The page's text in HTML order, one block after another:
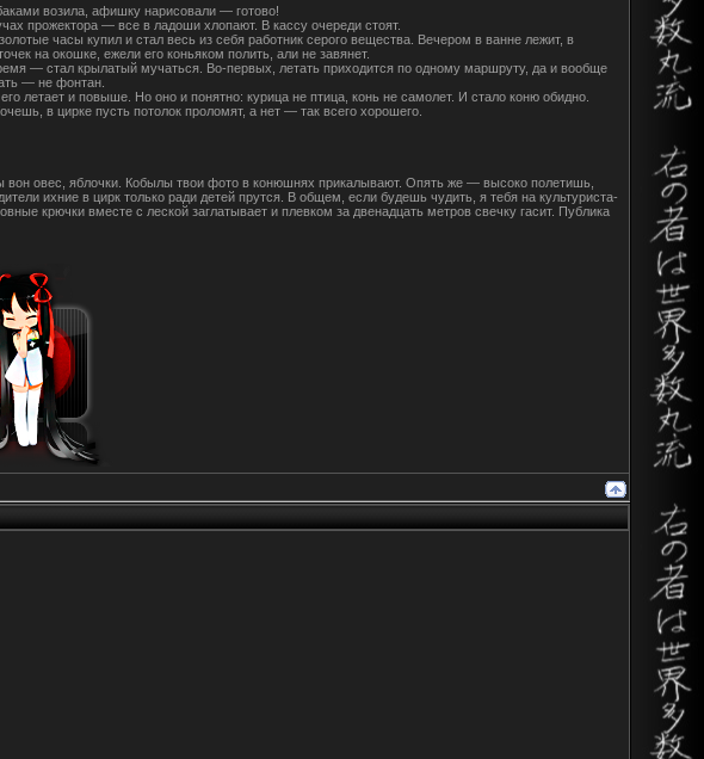
возила, афишку нарисовали — готово!
прожектора — все в ладоши хлопают. В кассу очереди стоят.
часы купил и стал весь из себя работник серого вещества. Вечером в ванне лежит, в
на окошке, ежели его коньяком полить, али не завянет.
— стал крылатый мучаться. Во-первых, летать приходится по одному маршруту, да и вообще
— не фонтан.
летает и повыше. Но оно и понятно: курица не птица, конь не самолет. И стало коню обидно.
в цирке пусть потолок проломят, а нет — так всего хорошего.
вон овес, яблочки. Кобылы твои фото в конюшнях прикалывают. Опять же — высоко полетишь,
ихние в цирк только ради детей прутся. В общем, если будешь чудить, я тебя на культуриста-
крючки вместе с леской заглатывает и плевком за двенадцать метров свечку гасит. Публика